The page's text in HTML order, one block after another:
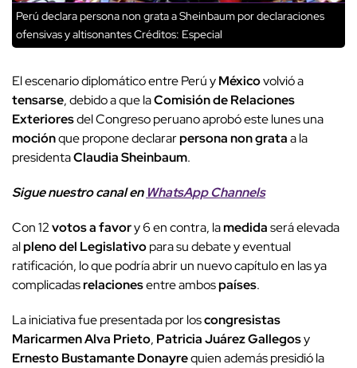
Perú declara persona non grata a Sheinbaum por declaraciones
ofensivas y altisonantesCréditos: Especial
El escenario diplomático entre Perú yMéxicovolvió a
tensarse, debido a que laComisión de Relaciones
Exterioresdel Congreso peruano aprobó este lunes una
mociónque propone declararpersona non grataa la
presidentaClaudia Sheinbaum.
Sigue nuestro canal en WhatsApp Channels
Con 12votos a favory 6 en contra, lamedidaserá elevada
alpleno del Legislativopara su debate y eventual
ratificación, lo que podría abrir un nuevo capítulo en las ya
complicadasrelacionesentre ambospaíses.
La iniciativa fue presentada por loscongresistas
Maricarmen Alva Prieto, Patricia Juárez Gallegosy
Ernesto Bustamante Donayrequien además presidió la